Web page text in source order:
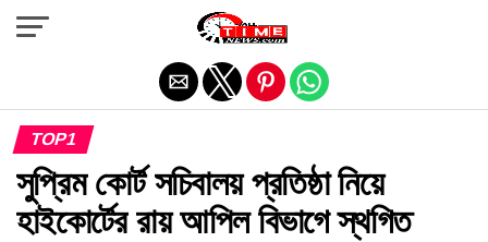
TOP1
সুপ্রিম কোর্ট সচিবালয় প্রতিষ্ঠা নিয়ে
হাইকোর্টের রায় আপিল বিভাগে স্থগিত
Exit mobile version